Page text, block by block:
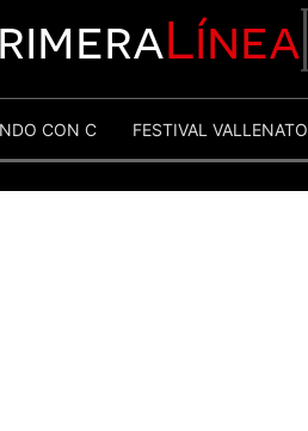
Línea
CON C FESTIVAL VALLENATO